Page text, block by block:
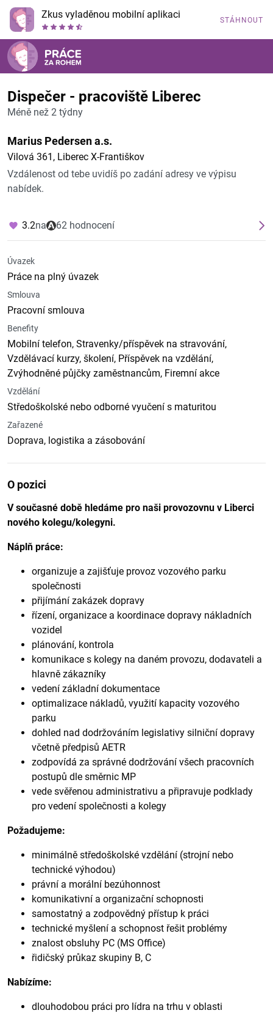
Zkus vyladěnou mobilní aplikaci STÁHNOUT
Dispečer - pracoviště Liberec
Méně než 2 týdny
Marius Pedersen a.s.
Vilová 361, Liberec X-Františkov
Vzdálenost od tebe uvidíš po zadání adresy ve výpisu
nabídek.
3.2na 62 hodnocení
Úvazek
Práce na plný úvazek
Smlouva
Pracovní smlouva
Benefity
Mobilní telefon, Stravenky/příspěvek na stravování,
Vzdělávací kurzy, školení, Příspěvek na vzdělání,
Zvýhodněné půjčky zaměstnancům, Firemní akce
Vzdělání
Středoškolské nebo odborné vyučení s maturitou
Zařazené
Doprava, logistika a zásobování
O pozici
V současné době hledáme pro naši provozovnu v Liberci
nového kolegu/kolegyni.
Náplň práce:
organizuje a zajišťuje provoz vozového parku
společnosti
přijímání zakázek dopravy
řízení, organizace a koordinace dopravy nákladních
vozidel
plánování, kontrola
komunikace s kolegy na daném provozu, dodavateli a
hlavně zákazníky
vedení základní dokumentace
optimalizace nákladů, využití kapacity vozového
parku
dohled nad dodržováním legislativy silniční dopravy
včetně předpisů AETR
zodpovídá za správné dodržování všech pracovních
postupů dle směrnic MP
vede svěřenou administrativu a připravuje podklady
pro vedení společnosti a kolegy
Požadujeme:
minimálně středoškolské vzdělání (strojní nebo
technické výhodou)
právní a morální bezúhonnost
komunikativní a organizační schopnosti
samostatný a zodpovědný přístup k práci
technické myšlení a schopnost řešit problémy
znalost obsluhy PC (MS Office)
řidičský průkaz skupiny B, C
Nabízíme:
dlouhodobou práci pro lídra na trhu v oblasti